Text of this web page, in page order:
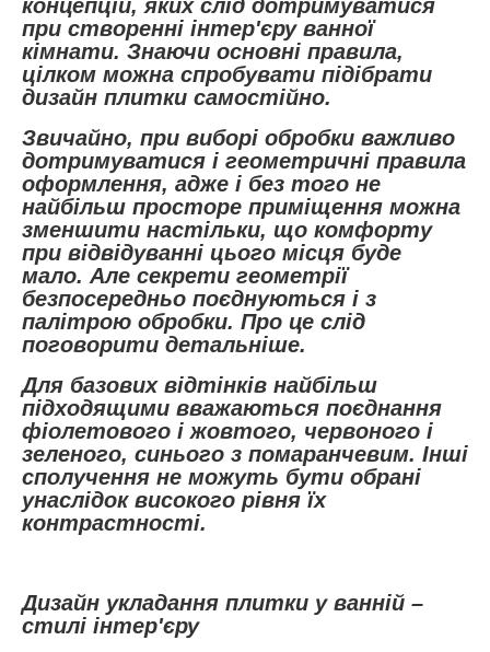
концепцій, яких слід дотримуватися
при створенні інтер'єру ванної
кімнати. Знаючи основні правила,
цілком можна спробувати підібрати
дизайн плитки самостійно.
Звичайно, при виборі обробки важливо
дотримуватися і геометричні правила
оформлення, адже і без того не
найбільш просторе приміщення можна
зменшити настільки, що комфорту
при відвідуванні цього місця буде
мало. Але секрети геометрії
безпосередньо поєднуються і з
палітрою обробки. Про це слід
поговорити детальніше.
Для базових відтінків найбільш
підходящими вважаються поєднання
фіолетового і жовтого, червоного і
зеленого, синього з помаранчевим. Інші
сполучення не можуть бути обрані
унаслідок високого рівня їх
контрастності.
Дизайн укладання плитки у ванній –
стилі інтер'єру